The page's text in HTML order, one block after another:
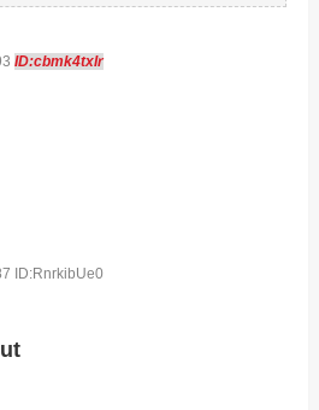
ID:cbmk4txIr
ID:RnrkibUe0